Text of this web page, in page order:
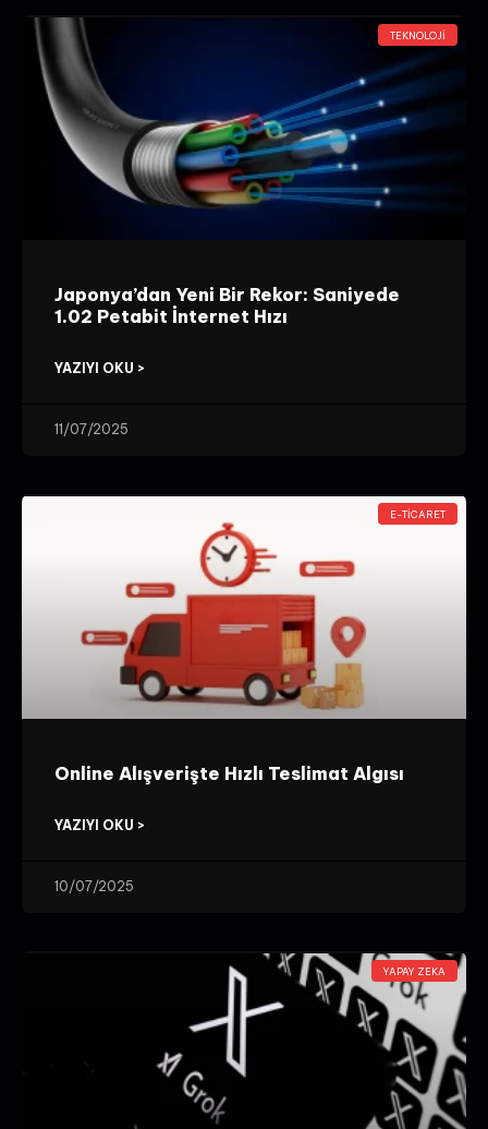
TEKNOLOJI
Japonya’dan Yeni Bir Rekor: Saniyede
1.02 Petabit İnternet Hızı
YAZIYI OKU >
11/07/2025
E-TICARET
Online Alışverişte Hızlı Teslimat Algısı
YAZIYI OKU >
10/07/2025
YAPAY ZEKA